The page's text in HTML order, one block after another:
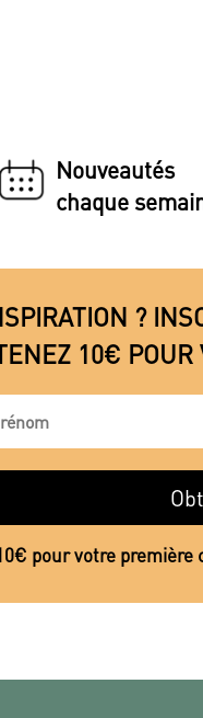
Nouveautés
chaque
?
10€ POUR
pour votre première